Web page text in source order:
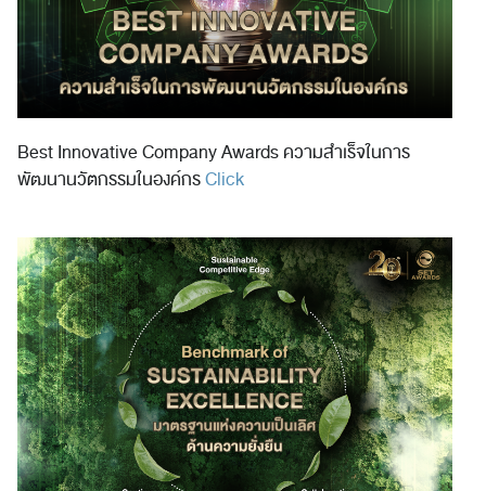
Best Innovative Company Awards ความสำเร็จในการ
พัฒนานวัตกรรมในองค์กรClick